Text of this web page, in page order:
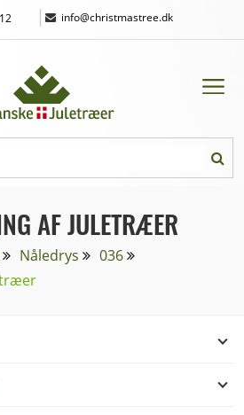
| info@christmastree.dk
AF JULETRÆER
Nåledrys
036